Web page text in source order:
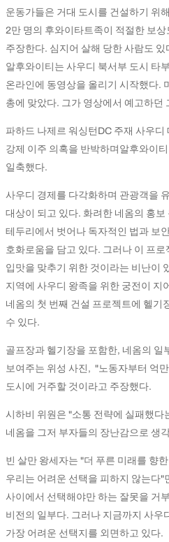
운동가들은 거대 도시를 건설하기 위
2만 명의 후와이타트족이 적절한 보
주장한다. 심지어 살해 당한 사람도
알후와이티는 사우디 북서부 도시 타
온라인에 동영상을 올리기 시작했다.
총에 맞았다. 그가 영상에서 예고하던
파하드 나제르 워싱턴DC 주재 사우
강제 이주 의혹을 반박하며알후와이
일축했다.
사우디 경제를 다각화하며 관광객을
대상이 되고 있다. 화려한 네옴의 홍
테두리에서 벗어나 독자적인 법과 보
호화로움을 담고 있다. 그러나 이 프
입맛을 맞추기 위한 것이라는 비난이
지역에 사우디 왕족을 위한 궁전이 지
네옴의 첫 번째 건설 프로젝트에 헬기
수 있다.
골프장과 헬기장을 포함한, 네옴의 일
보여주는 위성 사진, "노동자부터 억
도시에 거주할 것이라고 주장했다.
시하비 위원은 "소통 전략에 실패했다
네옴을 그저 부자들의 장난감으로 생
빈 살만 왕세자는 "더 푸른 미래를 향
우리는 어려운 선택을 피하지 않는다"
사이에서 선택해야만 하는 잘못을 거
비전의 일부다. 그러나 지금까지 사우
가장 어려운 선택지를 외면하고 있다.